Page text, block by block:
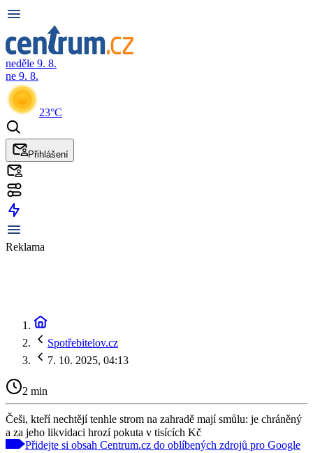
neděle 9. 8.
ne 9. 8.
23°C
Přihlášení
Reklama
Spotřebitelov.cz
7. 10. 2025, 04:13
2 min
Češi, kteří nechtějí tenhle strom na zahradě mají smůlu: je chráněný
a za jeho likvidaci hrozí pokuta v tisících Kč
Přidejte si obsah Centrum.cz do oblíbených zdrojů pro Google